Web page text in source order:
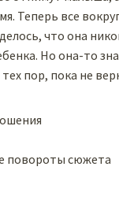
Теперь все
что она
Но она-то
тех пор, пока не
повороты сюжета